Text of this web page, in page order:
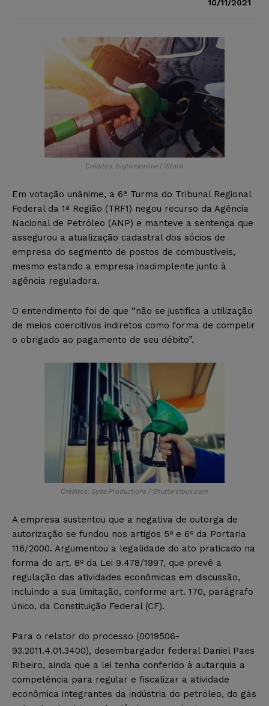
10/11/2021
Créditos: bigtunaonline / iStock
Em votação unânime, a 6ª Turma do Tribunal Regional
Federal da 1ª Região (TRF1) negou recurso da Agência
Nacional de Petróleo (ANP) e manteve a sentença que
assegurou a atualização cadastral dos sócios de
empresa do segmento de postos de combustíveis,
mesmo estando a empresa inadimplente junto à
agência reguladora.
O entendimento foi de que “não se justifica a utilização
de meios coercitivos indiretos como forma de compelir
o obrigado ao pagamento de seu débito”.
Créditos: Syda Productions / Shutterstock.com
A empresa sustentou que a negativa de outorga de
autorização se fundou nos artigos 5º e 6º da Portaria
116/2000. Argumentou a legalidade do ato praticado na
forma do art. 8º da Lei 9.478/1997, que prevê a
regulação das atividades econômicas em discussão,
incluindo a sua limitação, conforme art. 170, parágrafo
único, da Constituição Federal (CF).
Para o relator do processo (0019506-
93.2011.4.01.3400), desembargador federal Daniel Paes
Ribeiro, ainda que a lei tenha conferido à autarquia a
competência para regular e fiscalizar a atividade
econômica integrantes da indústria do petróleo, do gás